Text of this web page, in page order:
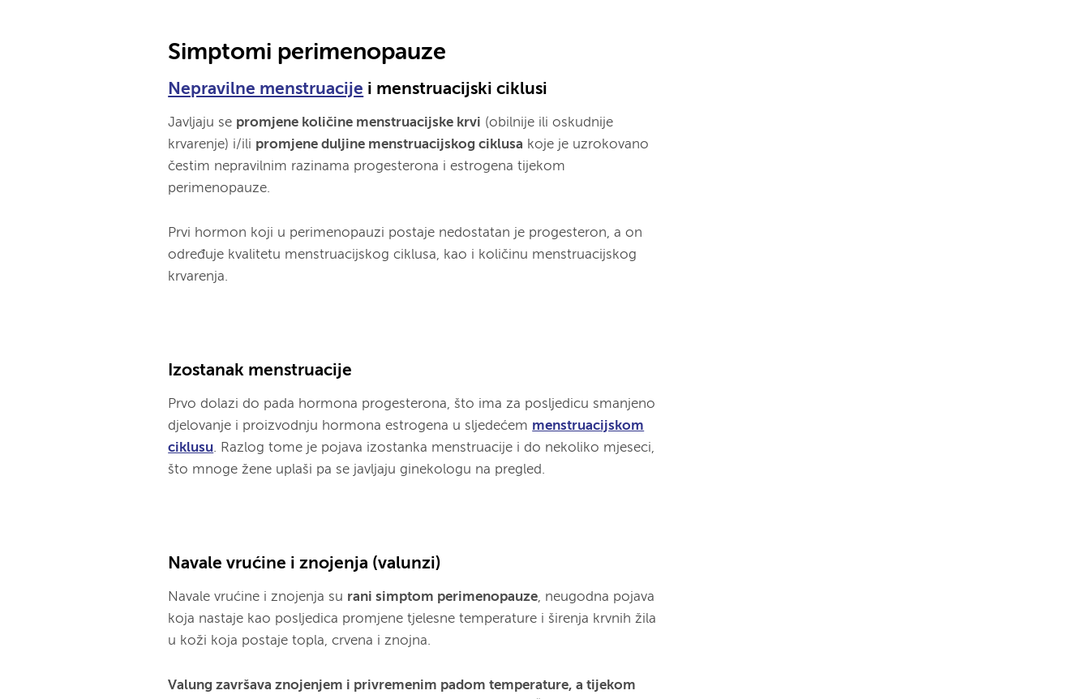
Simptomi perimenopauze
Nepravilne menstruacije i menstruacijski ciklusi
Javljaju se promjene količine menstruacijske krvi (obilnije ili oskudnije
krvarenje) i/ili promjene duljine menstruacijskog ciklusa koje je uzrokovano
čestim nepravilnim razinama progesterona i estrogena tijekom
perimenopauze.
Prvi hormon koji u perimenopauzi postaje nedostatan je progesteron, a on
određuje kvalitetu menstruacijskog ciklusa, kao i količinu menstruacijskog
krvarenja.
Izostanak menstruacije
Prvo dolazi do pada hormona progesterona, što ima za posljedicu smanjeno
djelovanje i proizvodnju hormona estrogena u sljedećem menstruacijskom
ciklusu. Razlog tome je pojava izostanka menstruacije i do nekoliko mjeseci,
što mnoge žene uplaši pa se javljaju ginekologu na pregled.
Navale vrućine i znojenja (valunzi)
Navale vrućine i znojenja su rani simptom perimenopauze, neugodna pojava
koja nastaje kao posljedica promjene tjelesne temperature i širenja krvnih žila
u koži koja postaje topla, crvena i znojna.
Valung završava znojenjem i privremenim padom temperature, a tijekom